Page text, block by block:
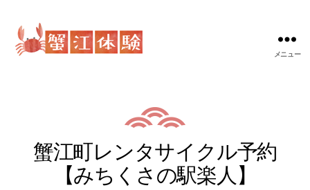
メニュー
蟹江町レンタサイクル予約
【みちくさの駅楽人】